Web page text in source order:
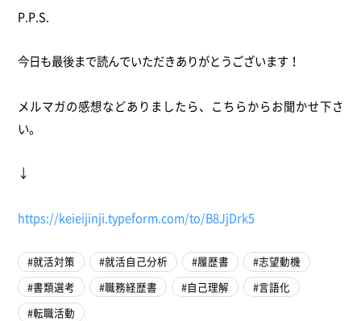
P.P.S.
今日も最後まで読んでいただきありがとうございます！
メルマガの感想などありましたら、こちらからお聞かせ下さ
い。
↓
https://keieijinji.typeform.com/to/B8JjDrk5
就活対策 就活自己分析 履歴書
志望動機
書類選考
職務経歴書 自己理解
言語化
転職活動